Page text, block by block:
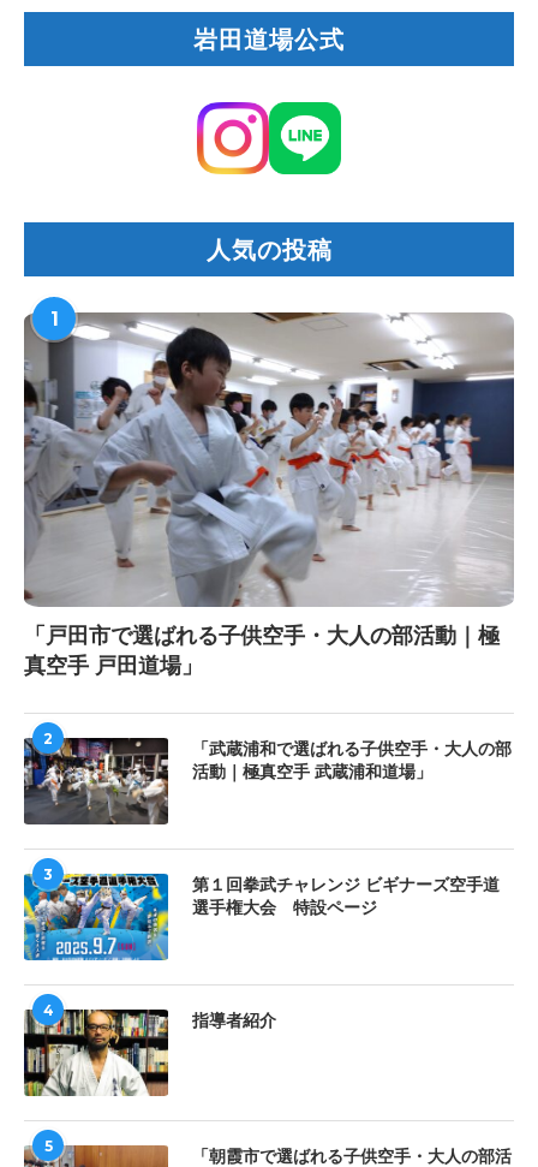
岩田道場公式
人気の投稿
1
「戸田市で選ばれる子供空手・大人の部活動｜極
真空手 戸田道場」
2
「武蔵浦和で選ばれる子供空手・大人の部
活動｜極真空手 武蔵浦和道場」
3
第１回拳武チャレンジ ビギナーズ空手道
選手権大会 特設ページ
4
指導者紹介
5
「朝霞市で選ばれる子供空手・大人の部活